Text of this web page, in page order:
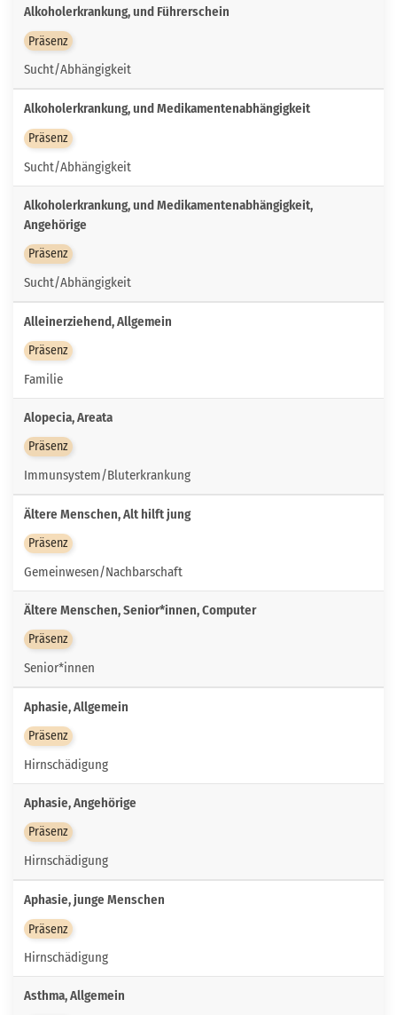
Alkoholerkrankung, und Führerschein
Präsenz
Sucht/Abhängigkeit
Alkoholerkrankung, und Medikamentenabhängigkeit
Präsenz
Sucht/Abhängigkeit
Alkoholerkrankung, und Medikamentenabhängigkeit,
Angehörige
Präsenz
Sucht/Abhängigkeit
Alleinerziehend, Allgemein
Präsenz
Familie
Alopecia, Areata
Präsenz
Immunsystem/Bluterkrankung
Ältere Menschen, Alt hilft jung
Präsenz
Gemeinwesen/Nachbarschaft
Ältere Menschen, Senior*innen, Computer
Präsenz
Senior*innen
Aphasie, Allgemein
Präsenz
Hirnschädigung
Aphasie, Angehörige
Präsenz
Hirnschädigung
Aphasie, junge Menschen
Präsenz
Hirnschädigung
Asthma, Allgemein